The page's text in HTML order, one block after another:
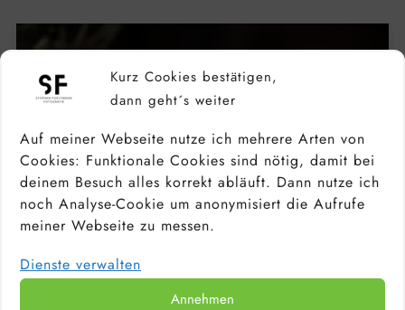
Kurz Cookies bestätigen,
dann geht´s weiter
Auf meiner Webseite nutze ich mehrere Arten von
Cookies: Funktionale Cookies sind nötig, damit bei
deinem Besuch alles korrekt abläuft. Dann nutze ich
noch Analyse-Cookie um anonymisiert die Aufrufe
meiner Webseite zu messen.
Dienste verwalten
Annehmen